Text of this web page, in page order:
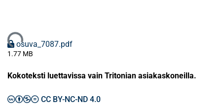
osuva_7087.pdf
1.77 MB
Kokoteksti luettavissa vain Tritonian asiakaskoneilla.
CC BY-NC-ND 4.0